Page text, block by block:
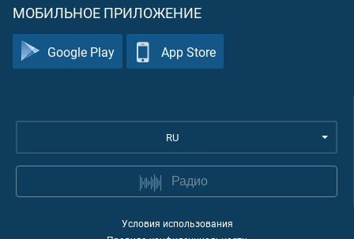
МОБИЛЬНОЕ ПРИЛОЖЕНИЕ
Google Play App Store
RU
Радио
Условия использования